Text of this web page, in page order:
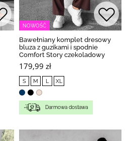
NOWOŚĆ
Bawełniany komplet dresowy
bluza z guzikami i spodnie
Comfort Story czekoladowy
179,99 zł
S M L XL
Darmowa dostawa